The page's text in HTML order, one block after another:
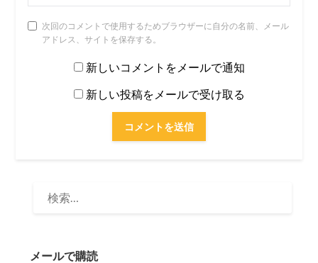
次回のコメントで使用するためブラウザーに自分の名前、メール
アドレス、サイトを保存する。
新しいコメントをメールで通知
新しい投稿をメールで受け取る
メールで購読